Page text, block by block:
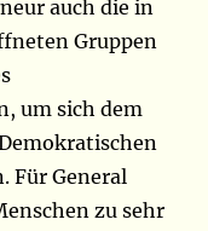
auch die in
Gruppen
um sich dem
Für General
zu sehr